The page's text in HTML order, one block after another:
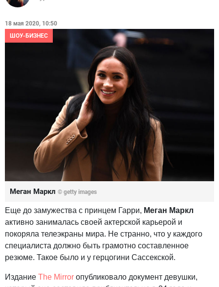
18 мая 2020, 10:50
ШОУ-БИЗНЕС
Меган Маркл © getty images
Еще до замужества с принцем Гарри, Меган Маркл
активно занималась своей актерской карьерой и
покоряла телеэкраны мира. Не странно, что у каждого
специалиста должно быть грамотно составленное
резюме. Такое было и у герцогини Сассекской.
Издание The Mirror опубликовало документ девушки,